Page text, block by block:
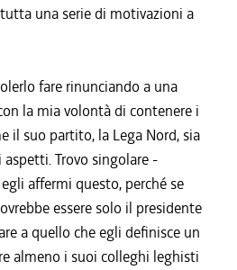
una serie di motivazioni a
fare rinunciando a una
la mia volontà di contenere i
il suo partito, la Lega Nord, sia
Trovo singolare -
affermi questo, perché se
essere solo il presidente
a quello che egli definisce un
almeno i suoi colleghi leghisti